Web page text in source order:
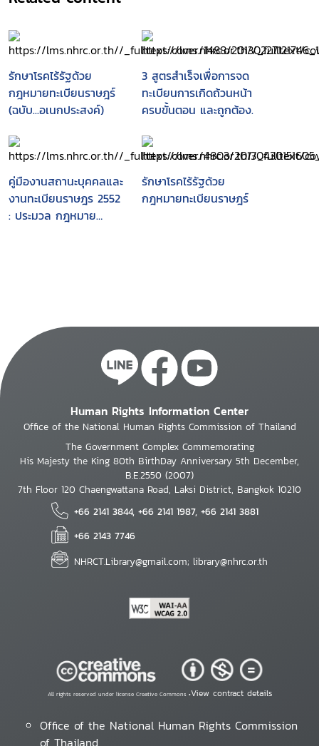
รักษาโรคไร้รัฐด้วย
กฎหมายทะเบียนราษฎร์
(ฉบับ...อเนกประสงค์)
3 สูตรสำเร็จเพื่อการจด
ทะเบียนการเกิดถ้วนหน้า
ครบขั้นตอน และถูกต้อง.
คู่มืองานสถานะบุคคลและ
งานทะเบียนราษฎร 2552
: ประมวล กฎหมาย
รักษาโรคไร้รัฐด้วย
กฎหมายทะเบียนราษฎร์
Human Rights Information Center
Office of the National Human Rights Commission of Thailand
The Government Complex Commemorating
His Majesty the King 80th BirthDay Anniversary 5th December,
B.E.2550 (2007)
7th Floor 120 Chaengwattana Road, Laksi District, Bangkok 10210
+66 2141 3844, +66 2141 1987, +66 2141 3881
+66 2143 7746
NHRCT.Library@gmail.com; library@nhrc.or.th
All rights reserved under license Creative Commons •View contract details
Office of the National Human Rights Commission
of Thailand